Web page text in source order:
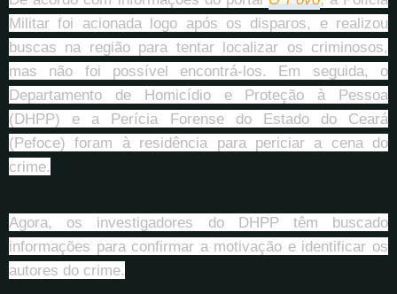
Militar foi acionada logo após os disparos, e realizou
buscas na região para tentar localizar os criminosos,
mas não foi possível encontrá-los. Em seguida, o
Departamento de Homicídio e Proteção à Pessoa
(DHPP) e a Perícia Forense do Estado do Ceará
(Pefoce) foram à residência para periciar a cena do
crime.
Agora, os investigadores do DHPP têm buscado
informações para confirmar a motivação e identificar os
autores do crime.